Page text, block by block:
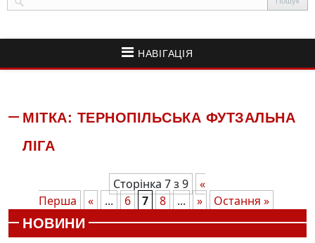
НАВІГАЦІЯ
МІТКА: ТЕРНОПІЛЬСЬКА ФУТЗАЛЬНА
ЛІГА
Сторінка 7 з 9
«
Перша
« ... 6 7 8 ... »
Остання »
НОВИНИ